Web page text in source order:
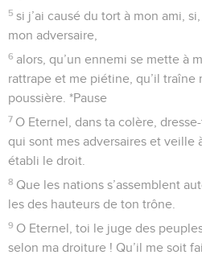
5 si j’ai causé du tort à mon ami,
mon adversaire,
6 alors, qu’un ennemi se mette à
rattrape et me piétine, qu’il traîne
poussière. *Pause
7 O Eternel, dans ta colère,
qui sont mes adversaires et veille
établi le droit.
8 Que les nations s’assemblent
les des hauteurs de ton trône.
9 O Eternel, toi le juge des
selon ma droiture ! Qu’il me soit